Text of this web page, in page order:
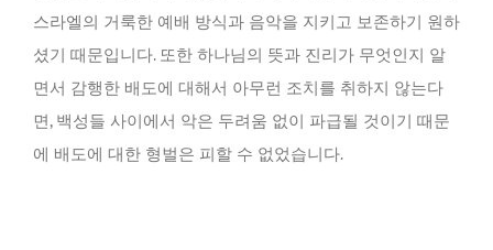
스라엘의 거룩한 예배 방식과 음악을 지키고 보존하기 원하
셨기 때문입니다. 또한 하나님의 뜻과 진리가 무엇인지 알
면서 감행한 배도에 대해서 아무런 조치를 취하지 않는다
면, 백성들 사이에서 악은 두려움 없이 파급될 것이기 때문
에 배도에 대한 형벌은 피할 수 없었습니다.